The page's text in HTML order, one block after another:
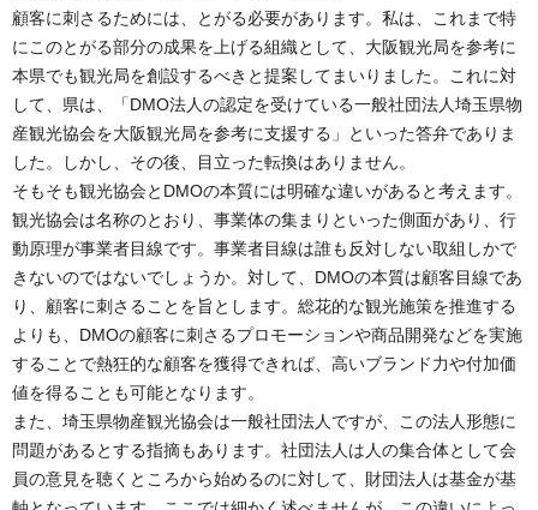
顧客に刺さるためには、とがる必要があります。私は、これまで特
にこのとがる部分の成果を上げる組織として、大阪観光局を参考に
本県でも観光局を創設するべきと提案してまいりました。これに対
して、県は、「DMO法人の認定を受けている一般社団法人埼玉県物
産観光協会を大阪観光局を参考に支援する」といった答弁でありま
した。しかし、その後、目立った転換はありません。
そもそも観光協会とDMOの本質には明確な違いがあると考えます。
観光協会は名称のとおり、事業体の集まりといった側面があり、行
動原理が事業者目線です。事業者目線は誰も反対しない取組しかで
きないのではないでしょうか。対して、DMOの本質は顧客目線であ
り、顧客に刺さることを旨とします。総花的な観光施策を推進する
よりも、DMOの顧客に刺さるプロモーションや商品開発などを実施
することで熱狂的な顧客を獲得できれば、高いブランド力や付加価
値を得ることも可能となります。
また、埼玉県物産観光協会は一般社団法人ですが、この法人形態に
問題があるとする指摘もあります。社団法人は人の集合体として会
員の意見を聴くところから始めるのに対して、財団法人は基金が基